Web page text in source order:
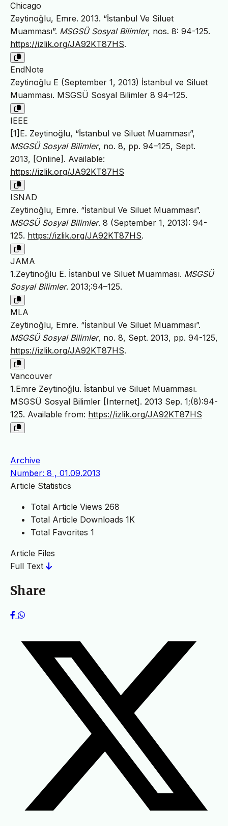
Chicago
Zeytinoğlu, Emre. 2013. “İstanbul Ve Siluet
Muamması”. MSGSÜ Sosyal Bilimler, nos. 8: 94-125.
https://izlik.org/JA92KT87HS.
EndNote
Zeytinoğlu E (September 1, 2013) İstanbul ve Siluet
Muamması. MSGSÜ Sosyal Bilimler 8 94–125.
IEEE
[1]E. Zeytinoğlu, “İstanbul ve Siluet Muamması”,
MSGSÜ Sosyal Bilimler, no. 8, pp. 94–125, Sept.
2013, [Online]. Available:
https://izlik.org/JA92KT87HS
ISNAD
Zeytinoğlu, Emre. “İstanbul Ve Siluet Muamması”.
MSGSÜ Sosyal Bilimler. 8 (September 1, 2013): 94-
125. https://izlik.org/JA92KT87HS.
JAMA
1.Zeytinoğlu E. İstanbul ve Siluet Muamması. MSGSÜ
Sosyal Bilimler. 2013;:94–125.
MLA
Zeytinoğlu, Emre. “İstanbul Ve Siluet Muamması”.
MSGSÜ Sosyal Bilimler, no. 8, Sept. 2013, pp. 94-125,
https://izlik.org/JA92KT87HS.
Vancouver
1.Emre Zeytinoğlu. İstanbul ve Siluet Muamması.
MSGSÜ Sosyal Bilimler [Internet]. 2013 Sep. 1;(8):94-
125. Available from: https://izlik.org/JA92KT87HS
Archive
Number: 8 , 01.09.2013
Article Statistics
Total Article Views 268
Total Article Downloads 1K
Total Favorites 1
Article Files
Full Text
Share